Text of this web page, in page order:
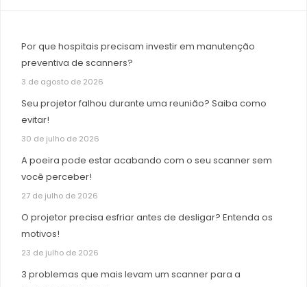
Por que hospitais precisam investir em manutenção
preventiva de scanners?
3 de agosto de 2026
Seu projetor falhou durante uma reunião? Saiba como
evitar!
30 de julho de 2026
A poeira pode estar acabando com o seu scanner sem
você perceber!
27 de julho de 2026
O projetor precisa esfriar antes de desligar? Entenda os
motivos!
23 de julho de 2026
3 problemas que mais levam um scanner para a